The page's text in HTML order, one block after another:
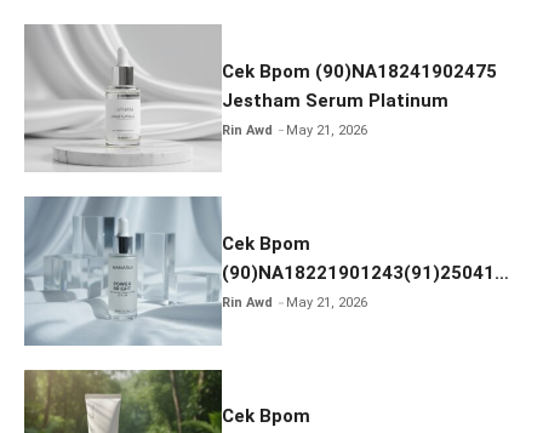
Cek Bpom (90)NA18241902475
Jestham Serum Platinum
Rin Awd May 21, 2026
Cek Bpom
(90)NA18221901243(91)250418
Hanasui Power Bright Serum
Rin Awd May 21, 2026
Cek Bpom